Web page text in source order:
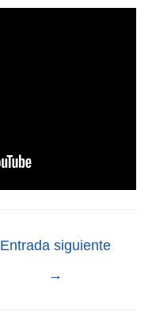
Entrada siguiente
→